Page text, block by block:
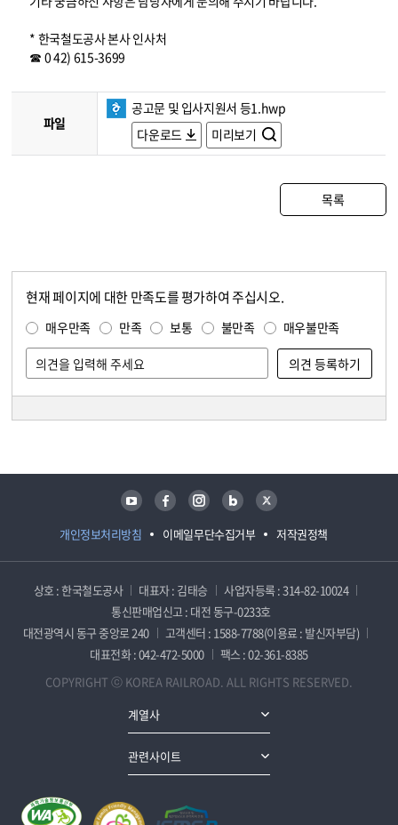
* 한국철도공사 본사 인사처
☎ 0 42) 615-3699
파일
공고문 및 입사지원서 등1.hwp
다운로드
미리보기
목록
현재 페이지에 대한 만족도를 평가하여 주십시오.
매우만족 만족 보통 불만족 매우불만족
개인정보처리방침 이메일무단수집거부 저작권정책
유튜브 페이스북 인스타그램 블로그 트위터
상호 : 한국철도공사 대표자 : 김태승
사업자등록 : 314-82-10024
통신판매업신고 : 대전 동구-0233호
대전광역시 동구 중앙로 240
고객센터 : 1588-7788(이용료 : 발신자부담)
대표전화 : 042-472-5000
팩스 : 02-361-8385
COPYRIGHT ⓒ KOREA RAILROAD. ALL RIGHTS RESERVED.
계열사
관련사이트